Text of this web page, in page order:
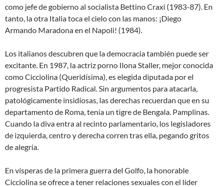
como jefe de gobierno al socialista Bettino Craxi (1983-87). En
tanto, laotra Italiatoca el cielo con las manos: ¡Diego
Armando Maradona en el Napoli! (1984).
Los italianos descubren que la democracia también puede ser
excitante. En 1987, la actriz porno Ilona Staller, mejor conocida
como Cicciolina (Queridísima), es elegida diputada por el
progresista Partido Radical. Sin argumentos para atacarla,
patológicamente insidiosas, las derechas recuerdan que en su
departamento de Roma, tenía un tigre de Bengala. Pamplinas.
Cuando la diva entra al recinto parlamentario, los legisladores
de izquierda, centro y derecha corren tras ella, pegando gritos
de alegría.
En vísperas de la primera guerra del Golfo, la honorable
Cicciolina se ofrece a tener relaciones sexuales con el líder